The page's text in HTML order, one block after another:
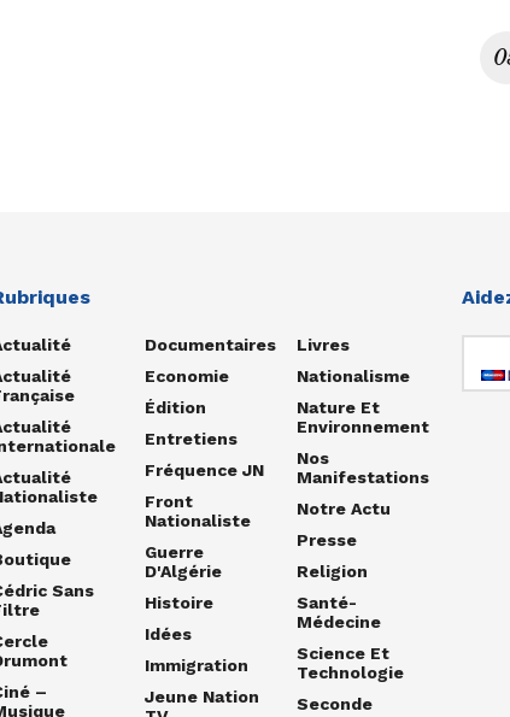
Sans
–
Documentaires
Economie
Édition
Entretiens
Fréquence JN
Front
Nationaliste
Guerre
D'Algérie
Histoire
Idées
Immigration
Jeune Nation
Livres
Nationalisme
Nature Et
Environnement
Nos
Manifestations
Notre Actu
Presse
Religion
Santé-
Médecine
Science Et
Technologie
Seconde